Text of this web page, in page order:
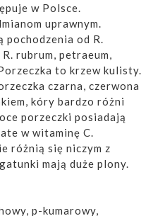
w Polsce.
uprawnym.
pochodzenia od R.
rubrum, petraeum,
to krzew kulisty.
czarna, czerwona
kóry bardzo różni
porzeczki posiadają
w witaminę C.
różnią się niczym z
mają duże plony.
p-kumarowy,